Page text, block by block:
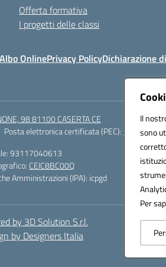
Il
sono
Per
Offerta formativa
I progetti delle classi
OnlinePrivacy PolicyDichiarazione
98 81100 CASERTA CE
Posta elettronica certificata (PEC):
93117040613
CEIC8BC00Q
Amministrazioni (IPA): icpgd
by 3D Solution S.r.l.
by Designers Italia